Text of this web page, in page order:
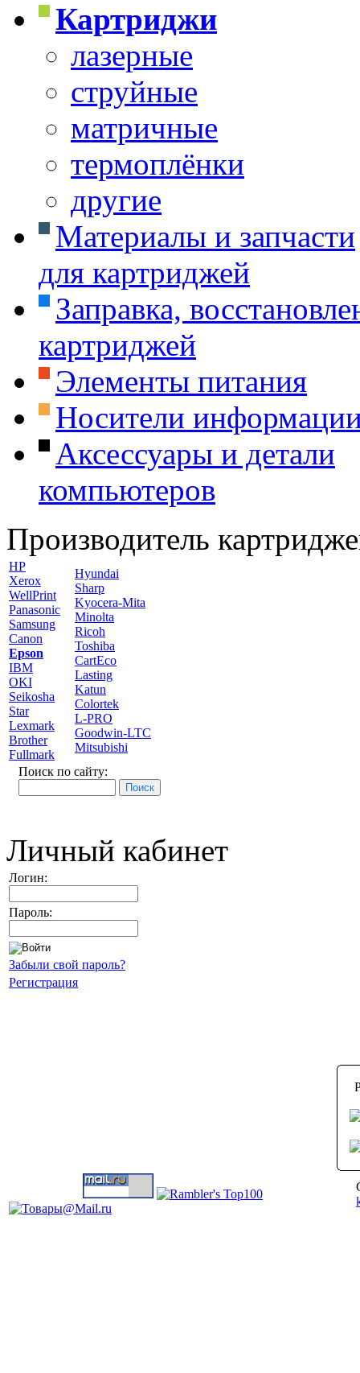
Картриджи
лазерные
струйные
матричные
термоплёнки
другие
Материалы и запчасти
для картриджей
Заправка,
картриджей
Элементы питания
Носители
Аксессуары и детали
компьютеров
Производитель
HP
Xerox
WellPrint
Panasonic
Samsung
Canon
Epson
IBM
OKI
Seikosha
Star
Lexmark
Brother
Fullmark
Hyundai
Sharp
Kyocera-Mita
Minolta
Ricoh
Toshiba
CartEco
Lasting
Katun
Colortek
L-PRO
Goodwin-LTC
Mitsubishi
Поиск по сайту:
Личный кабинет
Логин:
Пароль:
Забыли свой пароль?
Регистрация